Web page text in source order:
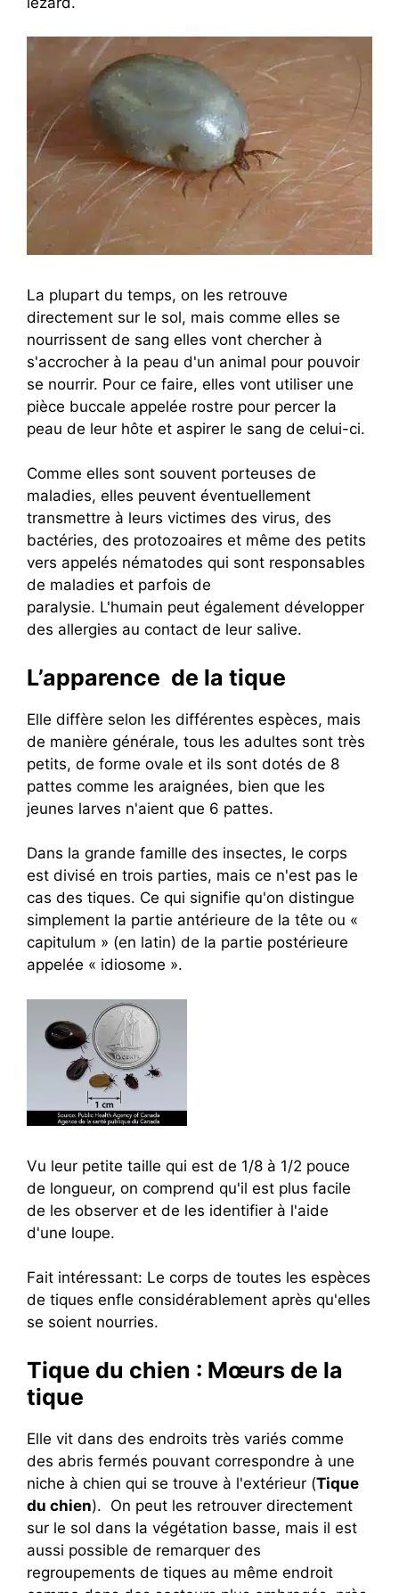
La plupart du temps, on les retrouve
directement sur le sol, mais comme elles se
nourrissent de sang elles vont chercher à
s'accrocher à la peau d'un animal pour pouvoir
se nourrir. Pour ce faire, elles vont utiliser une
pièce buccale appelée rostre pour percer la
peau de leur hôte et aspirer le sang de celui-ci.
Comme elles sont souvent porteuses de
maladies, elles peuvent éventuellement
transmettre à leurs victimes des virus, des
bactéries, des protozoaires et même des petits
vers appelés nématodes qui sont responsables
de maladies et parfois de
paralysie. L'humain peut également développer
des allergies au contact de leur salive.
L’apparence de la tique
Elle diffère selon les différentes espèces, mais
de manière générale, tous les adultes sont très
petits, de forme ovale et ils sont dotés de 8
pattes comme les araignées, bien que les
jeunes larves n'aient que 6 pattes.
Dans la grande famille des insectes, le corps
est divisé en trois parties, mais ce n'est pas le
cas des tiques. Ce qui signifie qu'on distingue
simplement la partie antérieure de la tête ou «
capitulum » (en latin) de la partie postérieure
appelée « idiosome ».
Vu leur petite taille qui est de 1/8 à 1/2 pouce
de longueur, on comprend qu'il est plus facile
de les observer et de les identifier à l'aide
d'une loupe.
Fait intéressant: Le corps de toutes les espèces
de tiques enfle considérablement après qu'elles
se soient nourries.
Tique du chien : Mœurs de la
tique
Elle vit dans des endroits très variés comme
des abris fermés pouvant correspondre à une
niche à chien qui se trouve à l'extérieur (Tique
du chien). On peut les retrouver directement
sur le sol dans la végétation basse, mais il est
aussi possible de remarquer des
regroupements de tiques au même endroit